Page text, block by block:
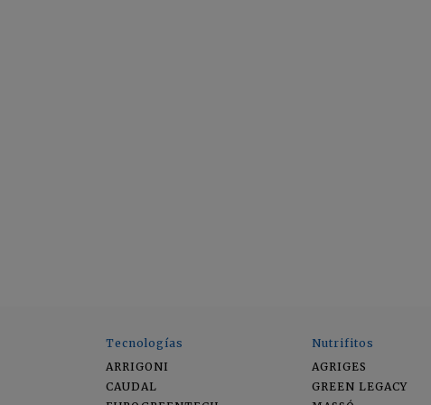
Tecnologías
ARRIGONI
CAUDAL
Nutrifitos
AGRIGES
GREEN LEGACY